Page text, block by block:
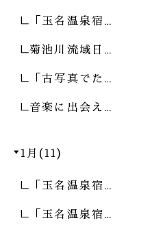
「玉名温泉宿…
菊池川流域日…
「古写真でた…
音楽に出会え…
1月(11)
「玉名温泉宿…
「玉名温泉宿…